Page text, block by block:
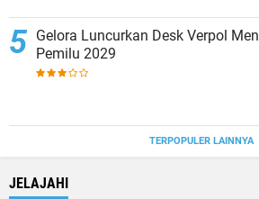
Gelora Luncurkan Desk Verpol
Pemilu 2029
TERPOPULER LAINNYA
JELAJAHI